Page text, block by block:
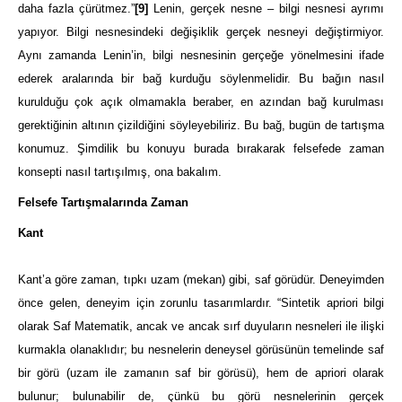
dahafazla çürütmez.”[9]
Lenin, gerçek nesne – bilgi nesnesi ayrımı
yapıyor. Bilgi nesnesindeki değişiklik gerçek nesneyi değiştirmiyor.
Aynı zamanda Lenin’in, bilgi nesnesinin gerçeğe yönelmesini ifade
ederek aralarında bir bağ kurduğu söylenmelidir. Bu bağın nasıl
kurulduğu çok açık olmamakla beraber, en azından bağ kurulması
gerektiğinin altının çizildiğini söyleyebiliriz. Bu bağ, bugün de tartışma
konumuz. Şimdilik bu konuyu burada bırakarak felsefede zaman
konsepti nasıl tartışılmış, ona bakalım.
Felsefe Tartışmalarında Zaman
Kant
Kant’a göre zaman, tıpkı uzam (mekan) gibi, saf görüdür. Deneyimden
önce gelen, deneyim için zorunlu tasarımlardır. “Sintetik apriori bilgi
olarak Saf Matematik, ancak ve ancak sırf duyuların nesneleri ile ilişki
kurmakla olanaklıdır; bu nesnelerin deneysel görüsünün temelinde saf
bir görü (uzam ile zamanın saf bir görüsü), hem de apriori olarak
bulunur; bulunabilir de, çünkü bu görü nesnelerinin gerçek